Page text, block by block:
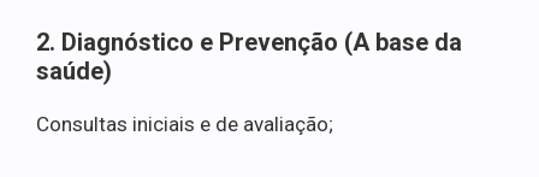
2. Diagnóstico e Prevenção (A base da
saúde)
Consultas iniciais e de avaliação;